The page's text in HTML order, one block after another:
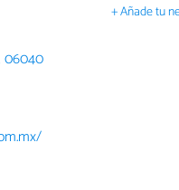
+ Añade tu
06040